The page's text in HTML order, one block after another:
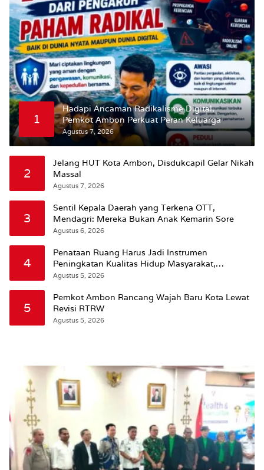
1
Hadapi Ancaman Radikalisme Digital,
Pemkot Ambon Perkuat Peran Keluarga
Agustus 7, 2026
2
Jelang HUT Kota Ambon, Disdukcapil Gelar Nikah
Massal
Agustus 7, 2026
3
Sentil Kepala Daerah yang Terkena OTT,
Mendagri: Mereka Bukan Anak Kemarin Sore
Agustus 6, 2026
4
Penataan Ruang Harus Jadi Instrumen
Peningkatan Kualitas Hidup Masyarakat,
Wattimena: Revisi RT-RW Ditetapkan Pemkot
Agustus 5, 2026
5
Pemkot Ambon Rancang Wajah Baru Kota Lewat
Revisi RTRW
Agustus 5, 2026